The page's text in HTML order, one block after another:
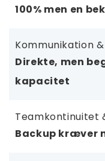
100% men en
Kommunikation
Direkte, men
kapacitet
Teamkontinuitet
Backup kræver